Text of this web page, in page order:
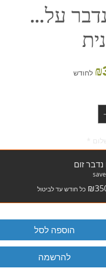
על…
מחיר
לחודש
נדבר זום
כל חודש עד לביטול
הוספה לסל
להרשמה